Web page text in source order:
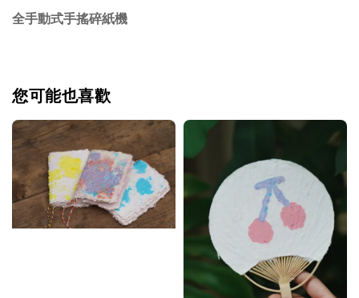
全手動式手搖碎紙機
您可能也喜歡